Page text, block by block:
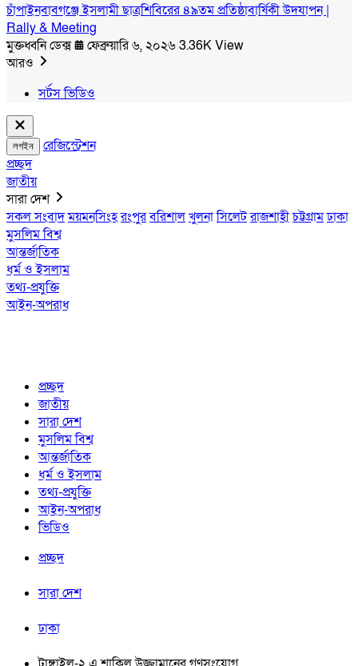
চাঁপাইনবাবগঞ্জে ইসলামী ছাত্রশিবিরের ৪৯তম প্রতিষ্ঠাবার্ষিকী উদযাপন |
Rally & Meeting
মুক্তধ্বনি ডেক্স
ফেব্রুয়ারি ৬, ২০২৬3.36K View
আরও
সর্টস ভিডিও
লগইন
রেজিস্ট্রেশন
প্রচ্ছদ
জাতীয়
সারা দেশ
সকল সংবাদময়মনসিংহরংপুরবরিশালখুলনাসিলেটরাজশাহীচট্টগ্রামঢাকা
মুসলিম বিশ্ব
আন্তর্জাতিক
ধর্ম ও ইসলাম
তথ্য-প্রযুক্তি
আইন-অপরাধ
প্রচ্ছদ
জাতীয়
সারা দেশ
মুসলিম বিশ্ব
আন্তর্জাতিক
ধর্ম ও ইসলাম
তথ্য-প্রযুক্তি
আইন-অপরাধ
ভিডিও
প্রচ্ছদ
সারা দেশ
ঢাকা